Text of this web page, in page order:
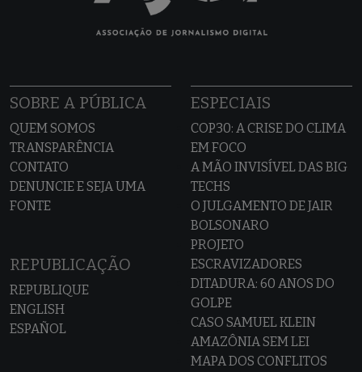
SOBRE A PÚBLICA
QUEM SOMOS
TRANSPARÊNCIA
CONTATO
DENUNCIE E SEJA UMA
FONTE
REPUBLICAÇÃO
REPUBLIQUE
ENGLISH
ESPAÑOL
ESPECIAIS
COP30: A CRISE DO CLIMA
EM FOCO
A MÃO INVISÍVEL DAS BIG
TECHS
O JULGAMENTO DE JAIR
BOLSONARO
PROJETO
ESCRAVIZADORES
DITADURA: 60 ANOS DO
GOLPE
CASO SAMUEL KLEIN
AMAZÔNIA SEM LEI
MAPA DOS CONFLITOS